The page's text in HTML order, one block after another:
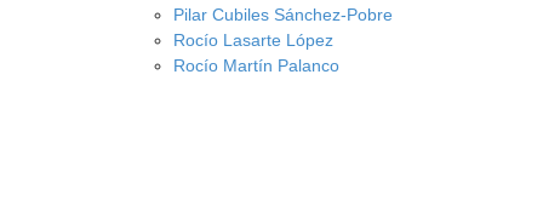
Pilar Cubiles Sánchez-Pobre
Rocío Lasarte López
Rocío Martín Palanco